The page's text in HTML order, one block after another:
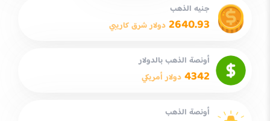
جنيه الذهب
2640.93 دولار شرق كاريبي
أونصة الذهب بالدولار
4342 دولار أمريكي
أونصة الذهب